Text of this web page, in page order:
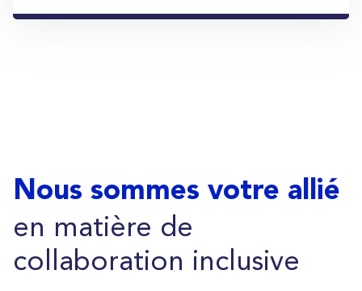
Nous sommes votre allié
en matière de
collaboration inclusive